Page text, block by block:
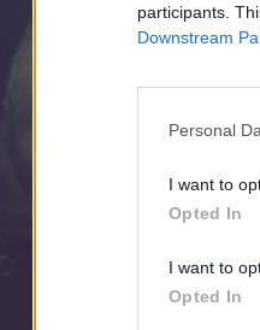
participants.
Downstream
Personal
I want to
Opted In
I want to
Opted In